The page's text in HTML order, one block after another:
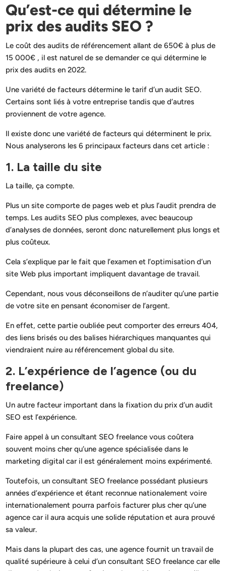
Qu’est-ce qui détermine le
prix des audits SEO ?
Le coût des audits de référencement allant de 650€ à plus de
15 000€ , il est naturel de se demander ce qui détermine le
prix des audits en 2022.
Une variété de facteurs détermine le tarif d’un audit SEO.
Certains sont liés à votre entreprise tandis que d’autres
proviennent de votre agence.
Il existe donc une variété de facteurs qui déterminent le prix.
Nous analyserons les 6 principaux facteurs dans cet article :
1. La taille du site
La taille, ça compte.
Plus un site comporte de pages web et plus l’audit prendra de
temps. Les audits SEO plus complexes, avec beaucoup
d’analyses de données, seront donc naturellement plus longs et
plus coûteux.
Cela s’explique par le fait que l’examen et l’optimisation d’un
site Web plus important impliquent davantage de travail.
Cependant, nous vous déconseillons de n’auditer qu’une partie
de votre site en pensant économiser de l’argent.
En effet, cette partie oubliée peut comporter des erreurs 404,
des liens brisés ou des balises hiérarchiques manquantes qui
viendraient nuire au référencement global du site.
2. L’expérience de l’agence (ou du
freelance)
Un autre facteur important dans la fixation du prix d’un audit
SEO est l’expérience.
Faire appel à un consultant SEO freelance vous coûtera
souvent moins cher qu’une agence spécialisée dans le
marketing digital car il est généralement moins expérimenté.
Toutefois, un consultant SEO freelance possédant plusieurs
années d’expérience et étant reconnue nationalement voire
internationalement pourra parfois facturer plus cher qu’une
agence car il aura acquis une solide réputation et aura prouvé
sa valeur.
Mais dans la plupart des cas, une agence fournit un travail de
qualité supérieure à celui d’un consultant SEO freelance car elle